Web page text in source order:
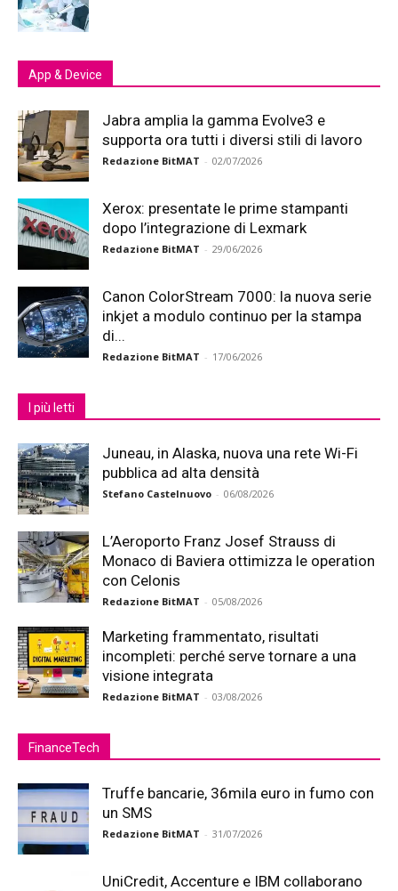
App & Device
Jabra amplia la gamma Evolve3 e
supporta ora tutti i diversi stili di lavoro
Redazione BitMAT - 02/07/2026
Xerox: presentate le prime stampanti
dopo l’integrazione di Lexmark
Redazione BitMAT - 29/06/2026
Canon ColorStream 7000: la nuova serie
inkjet a modulo continuo per la stampa
di...
Redazione BitMAT - 17/06/2026
I più letti
Juneau, in Alaska, nuova una rete Wi-Fi
pubblica ad alta densità
Stefano Castelnuovo - 06/08/2026
L’Aeroporto Franz Josef Strauss di
Monaco di Baviera ottimizza le operation
con Celonis
Redazione BitMAT - 05/08/2026
Marketing frammentato, risultati
incompleti: perché serve tornare a una
visione integrata
Redazione BitMAT - 03/08/2026
FinanceTech
Truffe bancarie, 36mila euro in fumo con
un SMS
Redazione BitMAT - 31/07/2026
UniCredit, Accenture e IBM collaborano